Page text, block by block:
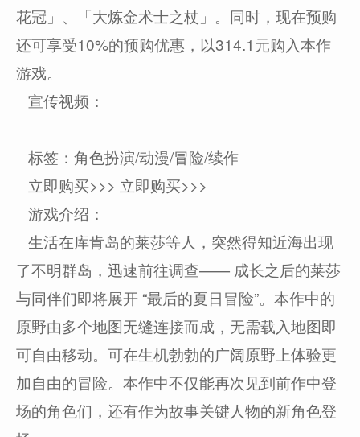
花冠」、「大炼金术士之杖」。同时，现在预购
还可享受10%的预购优惠，以314.1元购入本作
游戏。
宣传视频：
标签：角色扮演/动漫/冒险/续作
立即购买>>> 立即购买>>>
游戏介绍：
生活在库肯岛的莱莎等人，突然得知近海出现
了不明群岛，迅速前往调查—— 成长之后的莱莎
与同伴们即将展开 “最后的夏日冒险”。本作中的
原野由多个地图无缝连接而成，无需载入地图即
可自由移动。可在生机勃勃的广阔原野上体验更
加自由的冒险。本作中不仅能再次见到前作中登
场的角色们，还有作为故事关键人物的新角色登